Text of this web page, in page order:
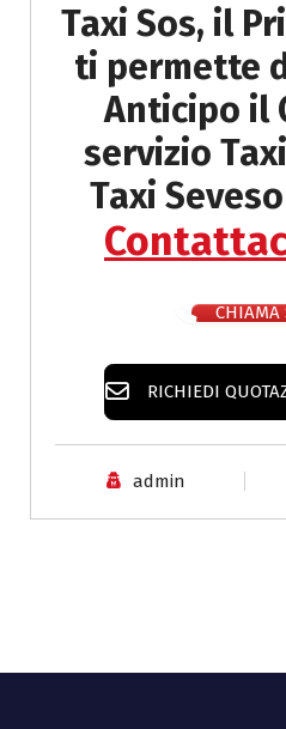
Taxi Sos, il
ti permette
Anticipo il
servizio
Taxi
CHIAMA
RICHIEDI
admin